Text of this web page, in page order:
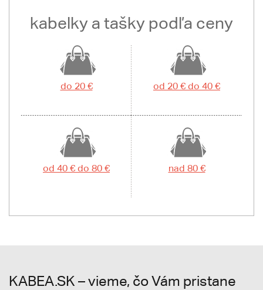
kabelky a tašky podľa ceny
do 20 € od 20 € do 40 €
od 40 € do 80 € nad 80 €
KABEA.SK – vieme, čo Vám pristane